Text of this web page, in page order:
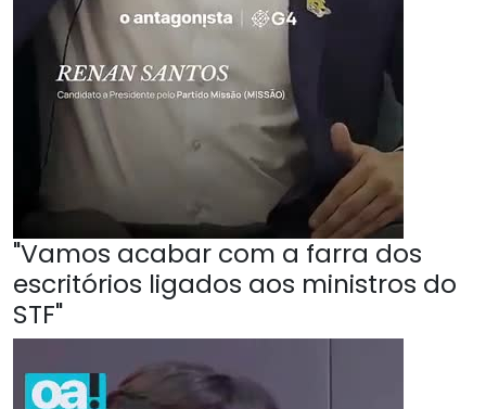
"Vamos acabar com a farra dos
escritórios ligados aos ministros do
STF"